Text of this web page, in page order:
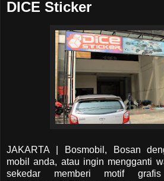
DICE Sticker
JAKARTA | Bosmobil, Bosan
mobil anda, atau ingin mengganti
sekedar memberi motif